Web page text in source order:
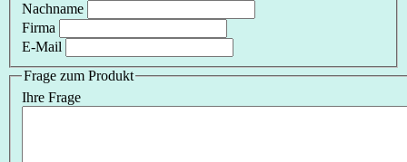
Nachname
Firma
E-Mail
Frage zum Produkt
Ihre Frage